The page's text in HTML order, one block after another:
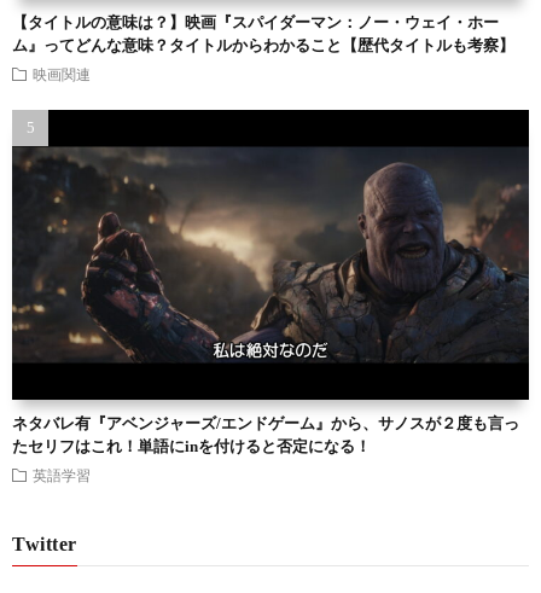
【タイトルの意味は？】映画『スパイダーマン：ノー・ウェイ・ホー
ム』ってどんな意味？タイトルからわかること【歴代タイトルも考察】
映画関連
ネタバレ有『アベンジャーズ/エンドゲーム』から、サノスが２度も言っ
たセリフはこれ！単語にinを付けると否定になる！
英語学習
Twitter